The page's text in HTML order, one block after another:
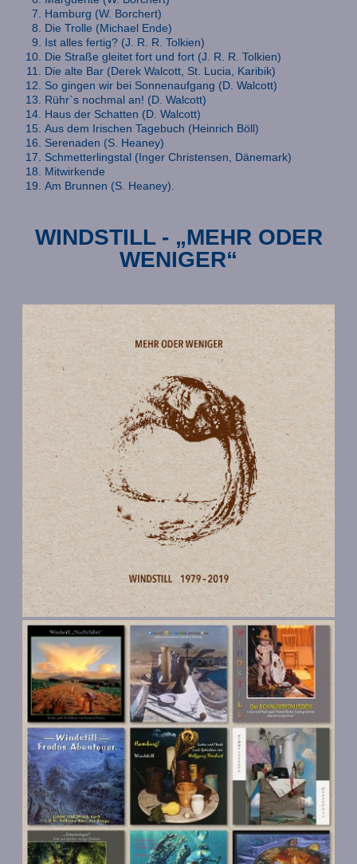
Hamburg (W. Borchert)
Die Trolle (Michael Ende)
Ist alles fertig? (J. R. R. Tolkien)
Die Straße gleitet fort und fort (J. R. R. Tolkien)
Die alte Bar (Derek Walcott, St. Lucia, Karibik)
So gingen wir bei Sonnenaufgang (D. Walcott)
Rühr`s nochmal an! (D. Walcott)
Haus der Schatten (D. Walcott)
Aus dem Irischen Tagebuch (Heinrich Böll)
Serenaden (S. Heaney)
Schmetterlingstal (Inger Christensen, Dänemark)
Mitwirkende
Am Brunnen (S. Heaney).
WINDSTILL - „MEHR ODER
WENIGER“